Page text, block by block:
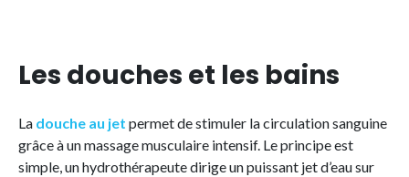
Les douches et les bains
La douche au jet permet de stimuler la circulation sanguine
grâce à un massage musculaire intensif. Le principe est
simple, un hydrothérapeute dirige un puissant jet d’eau sur